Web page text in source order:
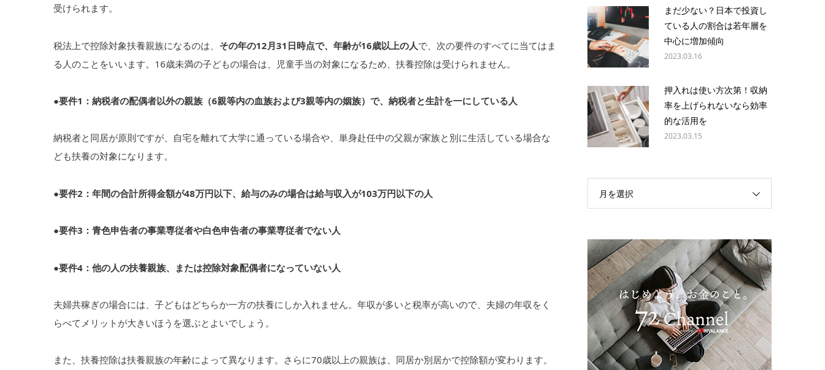
受けられます。
税法上で控除対象扶養親族になるのは、 その年の12月31日時点で、年齢が16歳以上の人で、次の要件のすべてに当てはま
る人のことをいいます。16歳未満の子どもの場合は、児童手当の対象になるため、扶養控除は受けられません。
●要件1：納税者の配偶者以外の親族（6親等内の血族および3親等内の姻族）で、納税者と生計を一にしている人
納税者と同居が原則ですが、自宅を離れて大学に通っている場合や、単身赴任中の父親が家族と別に生活している場合な
ども扶養の対象になります。
●要件2：年間の合計所得金額が48万円以下、給与のみの場合は給与収入が103万円以下の人
●要件3：青色申告者の事業専従者や白色申告者の事業専従者でない人
●要件4：他の人の扶養親族、または控除対象配偶者になっていない人
夫婦共稼ぎの場合には、子どもはどちらか一方の扶養にしか入れません。年収が多いと税率が高いので、夫婦の年収をく
らべてメリットが大きいほうを選ぶとよいでしょう。
また、扶養控除は扶養親族の年齢によって異なります。さらに70歳以上の親族は、同居か別居かで控除額が変わります。
まだ少ない？日本で投資し
ている人の割合は若年層を
中心に増加傾向
2023.03.16
押入れは使い方次第！収納
率を上げられないなら効率
的な活用を
2023.03.15
月を選択